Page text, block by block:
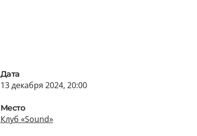
Дата
13 декабря 2024, 20:00
Место
Клуб «Sound»